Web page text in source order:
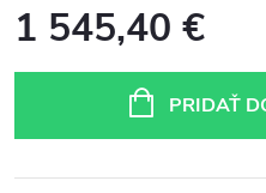
1 545,40 €
PRIDAŤ